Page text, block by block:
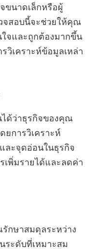
ขนาดเล็กหรือผู้
จสอบนี้จะช่วยให้คุณ
ใจและถูกต้องมากขึ้น
วิเคราะห์ข้อมูลเหล่า
ได้ว่าธุรกิจของคุณ
ยการวิเคราะห์
ละจุดอ่อนในธุรกิจ
พิ่มรายได้และลดค่า
กษาสมดุลระหว่าง
ะดับที่เหมาะสม